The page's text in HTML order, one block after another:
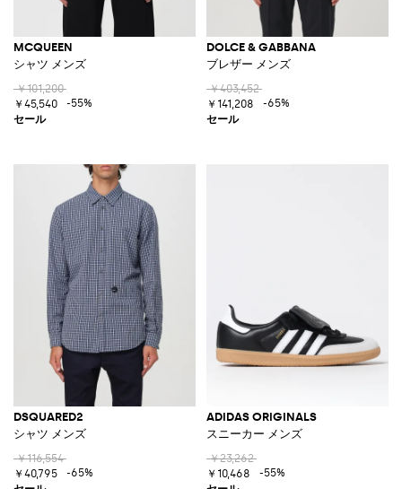
MCQUEEN
シャツ メンズ
￥101,200
￥45,540
-55%
DOLCE & GABBANA
ブレザー メンズ
￥403,452
￥141,208
-65%
DSQUARED2
シャツ メンズ
￥116,554
￥40,795
-65%
ADIDAS ORIGINALS
スニーカー メンズ
￥23,262
￥10,468
-55%